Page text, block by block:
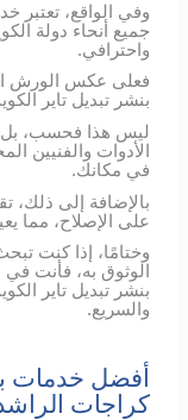
وفي الواقع، تعتبر
جميع أنحاء دولة
واحترافي.
فعلى عكس الورش
بنشر تبديل تاير
ليس هذا فحسب، بل
الأدوات والفنيين
في مكانك.
بالإضافة إلى ذلك،
على الإصلاح، مما
وختامًا، إذا كنت
الوثوق به، فأنت في
بنشر تبديل تاير
والسريع.
أفضل خدمات
كراجات